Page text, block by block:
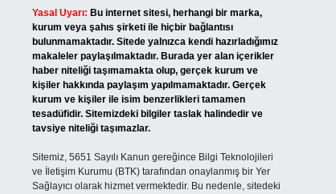
Yasal Uyarı: Bu internet sitesi, herhangi bir marka,
kurum veya şahıs şirketi ile hiçbir bağlantısı
bulunmamaktadır. Sitede yalnızca kendi hazırladığımız
makaleler paylaşılmaktadır. Burada yer alan içerikler
haber niteliği taşımamakta olup, gerçek kurum ve
kişiler hakkında paylaşım yapılmamaktadır. Gerçek
kurum ve kişiler ile isim benzerlikleri tamamen
tesadüfidir. Sitemizdeki bilgiler taslak halindedir ve
tavsiye niteliği taşımazlar.
Sitemiz, 5651 Sayılı Kanun gereğince Bilgi Teknolojileri
ve İletişim Kurumu (BTK) tarafından onaylanmış bir Yer
Sağlayıcı olarak hizmet vermektedir. Bu nedenle, sitedeki